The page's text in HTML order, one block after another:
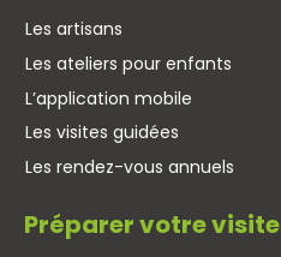
Les artisans
Les ateliers pour enfants
L’application mobile
Les visites guidées
Les rendez-vous annuels
Préparer votre visite